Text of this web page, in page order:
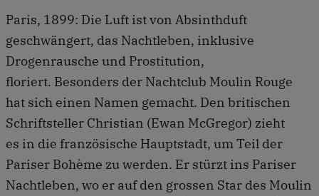
Paris, 1899: Die Luft ist von Absinthduft
geschwängert, das Nachtleben, inklusive
Drogenrausche und Prostitution,
floriert. Besonders der Nachtclub Moulin Rouge
hat sich einen Namen gemacht. Den britischen
Schriftsteller Christian (Ewan McGregor) zieht
es in die französische Hauptstadt, um Teil der
Pariser Bohème zu werden. Er stürzt ins Pariser
Nachtleben, wo er auf den grossen Star des Moulin